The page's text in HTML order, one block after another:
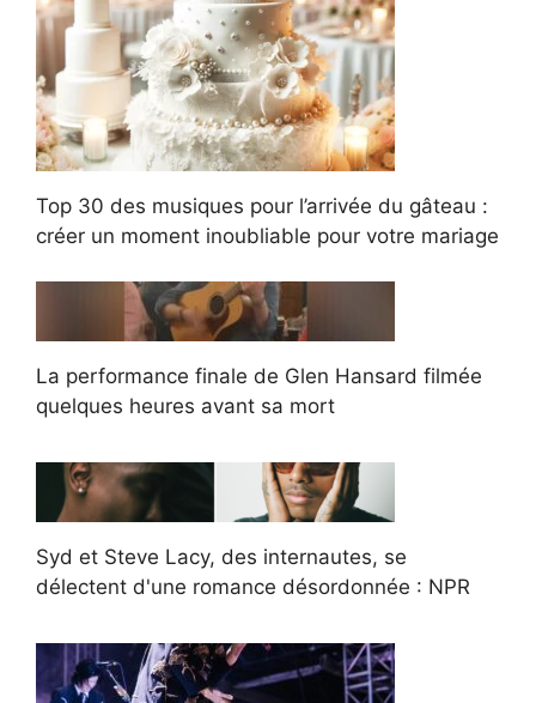
Top 30 des musiques pour l’arrivée du gâteau :
créer un moment inoubliable pour votre mariage
La performance finale de Glen Hansard filmée
quelques heures avant sa mort
Syd et Steve Lacy, des internautes, se
délectent d'une romance désordonnée : NPR